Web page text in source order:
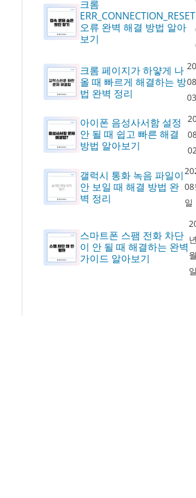
크롬
ERR_CONNECTION_RESET
오류 완벽 해결 방법 알아
보기
크롬 페이지가 하얗게 나
올 때 빠르게 해결하는 방
법 완벽 정리
아이폰 음성사서함 설정
안 될 때 쉽고 빠른 해결
방법 알아보기
갤럭시 통화 녹음 파일이
안 보일 때 해결 방법 완
벽 정리
일
스마트폰 스팸 전화 차단
이 안 될 때 해결하는 완벽
가이드 알아보기
일